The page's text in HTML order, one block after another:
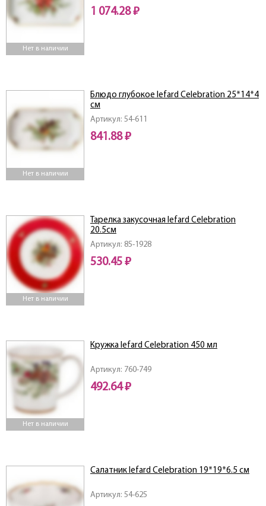
Нет в наличии
1 074.28 ₽
Нет в наличии
Артикул: 54-611
Блюдо глубокое lefard Celebration 25*14*4
см
841.88 ₽
Нет в наличии
Артикул: 85-1928
Тарелка закусочная lefard Celebration
20.5см
530.45 ₽
Нет в наличии
Артикул: 760-749
Кружка lefard Celebration 450 мл
492.64 ₽
Артикул: 54-625
Салатник lefard Celebration 19*19*6.5 см